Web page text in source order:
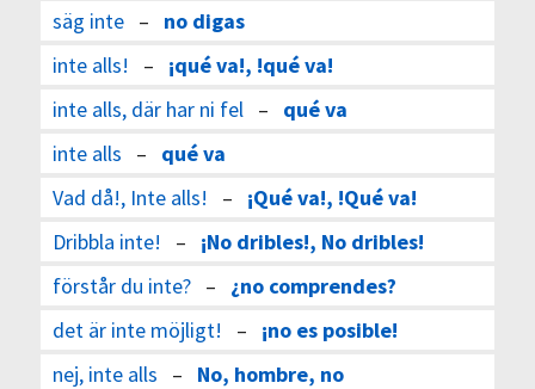
säg inte– no digas
inte alls! – ¡qué va!, !qué va!
inte alls, där har ni fel– qué va
inte alls – qué va
Vad då!, Inte alls! – ¡Qué va!, !Qué va!
Dribbla inte! – ¡No dribles!, No dribles!
förstår du inte?– ¿no comprendes?
det är inte möjligt! – ¡no es posible!
nej, inte alls – No, hombre, no